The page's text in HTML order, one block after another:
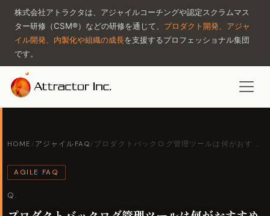
株式会社アトラクタは、アジャイルコーチングや認定スクラムマス
ター研修（CSM®）などの研修を通じて、 プロダクト開発、アジャ
イル開発、内製化や組織の成長を支援するプロフェッショナル集団
です。
HOME / アジャイルFAQ / プロダクトバックログ管理ツールは何がおす …
AGILE FAQ
Q.